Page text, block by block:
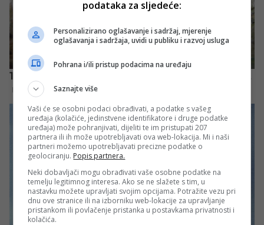
podataka za sljedeće:
Personalizirano oglašavanje i sadržaj, mjerenje
oglašavanja i sadržaja, uvidi u publiku i razvoj usluga
Pohrana i/ili pristup podacima na uređaju
Saznajte više
Vaši će se osobni podaci obrađivati, a podatke s vašeg
uređaja (kolačiće, jedinstvene identifikatore i druge podatke
uređaja) može pohranjivati, dijeliti te im pristupati 207
partnera ili ih može upotrebljavati ova web-lokacija. Mi i naši
partneri možemo upotrebljavati precizne podatke o
geolociranju. Popis partnera.
Neki dobavljači mogu obrađivati vaše osobne podatke na
temelju legitimnog interesa. Ako se ne slažete s tim, u
nastavku možete upravljati svojim opcijama. Potražite vezu pri
dnu ove stranice ili na izborniku web-lokacije za upravljanje
pristankom ili povlačenje pristanka u postavkama privatnosti i
kolačića.